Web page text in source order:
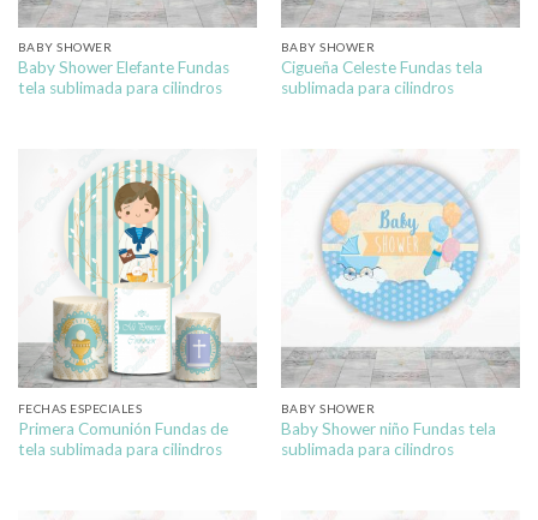
BABY SHOWER
Baby Shower Elefante Fundas
tela sublimada para cilindros
BABY SHOWER
Cigueña Celeste Fundas tela
sublimada para cilindros
FECHAS ESPECIALES
Primera Comunión Fundas de
tela sublimada para cilindros
BABY SHOWER
Baby Shower niño Fundas tela
sublimada para cilindros